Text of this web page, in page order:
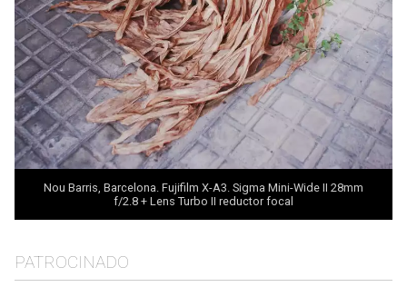
Nou Barris, Barcelona. Fujifilm X-A3. Sigma Mini-Wide II 28mm
f/2.8 + Lens Turbo II reductor focal
PATROCINADO